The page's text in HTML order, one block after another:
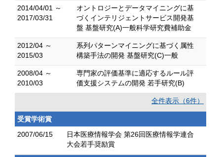
2014/04/01 ～
2017/03/31
オントロジーとデータマイニングに基
づくインテリジェントサービス開発基
盤 基盤研究(A)一般科学研究費補助金
2012/04 ～
2015/03
系列パターンマイニングに基づく属性
構築手法の開発 基盤研究(C)一般
2008/04 ～
2010/03
専門家の評価基準に適応するルール評
価支援システムの開発 若手研究(B)
全件表示（6件）
受賞学術賞
2007/06/15
日本医療情報学会 第26回医療情報学連合
大会若手奨励賞